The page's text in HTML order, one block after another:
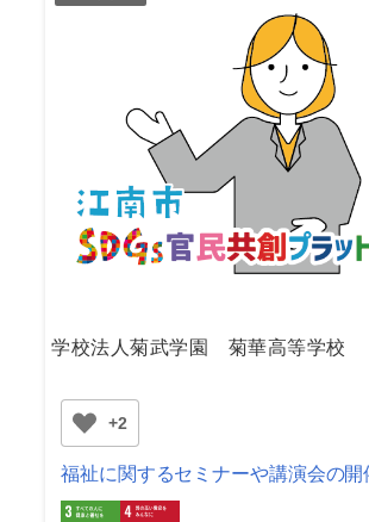
学校法人菊武学園 菊華高等学校
+2
福祉に関するセミナーや講演会の開